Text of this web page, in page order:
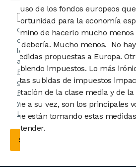
El uso de los fondos europeos
oportunidad para la economía
camino de hacerlo mucho
se debería. Mucho menos. No
medidas propuestas a Europa.
subiendo impuestos. Lo más
estas subidas de impuestos
flotación de la clase media y de
que a su vez, son los principales
que están tomando estas
entender.
Confirmo
que he
leído y
acepto la
Política
de
Privacidad
y elAviso
Legal.